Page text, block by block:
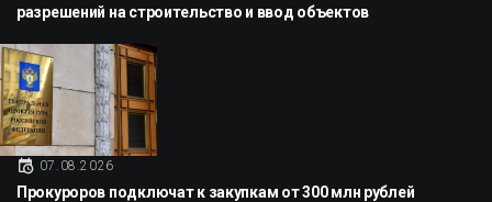
разрешений на строительство и ввод объектов
07.08.2026
Прокуроров подключат к закупкам от 300 млн рублей